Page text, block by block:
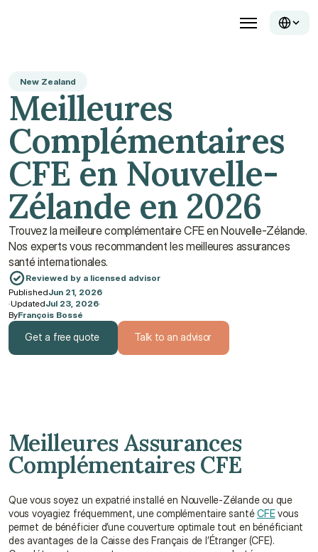
New Zealand
Meilleures
Complémentaires
CFE en Nouvelle-
Zélande en 2026
Trouvez la meilleure complémentaire CFE en Nouvelle-Zélande.
Nos experts vous recommandent les meilleures assurances
santé internationales.
Reviewed by a licensed advisor
PublishedJun 21, 2026
·UpdatedJul 23, 2026·
ByFrançois Bossé
Get a free quote Talk to an advisor
Meilleures Assurances
Complémentaires CFE
Que vous soyez un expatrié installé en Nouvelle-Zélande ou que
vous voyagiez fréquemment, une complémentaire santé CFE vous
permet de bénéficier d’une couverture optimale tout en bénéficiant
des avantages de la Caisse des Français de l’Étranger (CFE).